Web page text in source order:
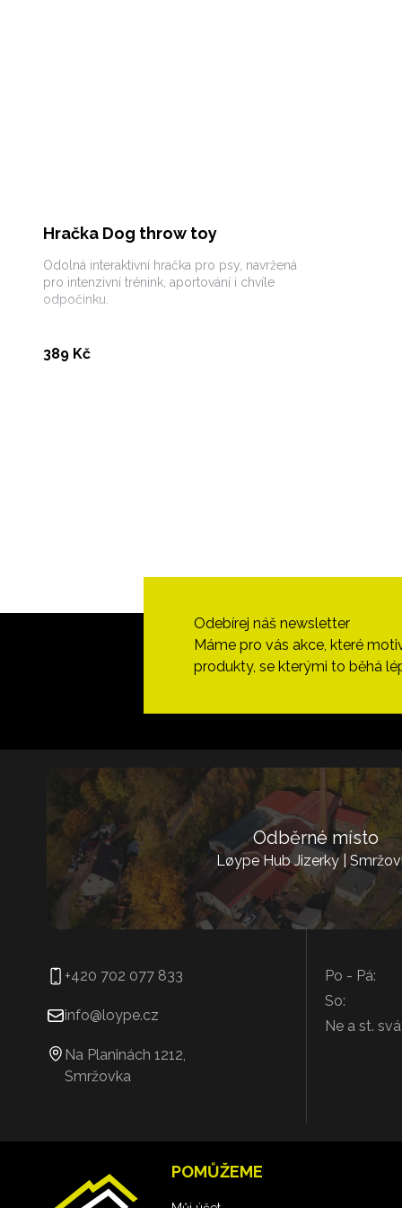
Hračka Dog throw toy
Odolná interaktivní hračka pro psy, navržená
pro intenzivní trénink, aportování i chvíle
odpočinku.
389 Kč
Odebírej náš newsletter
Máme pro vás akce, které
produkty, se kterými to běhá
Odběrné místo
Løype Hub Jizerky |
+420 702 077 833
info@loype.cz
Na Planinách 1212,
Smržovka
Po - Pá:
So:
Ne a st.
POMŮŽEME